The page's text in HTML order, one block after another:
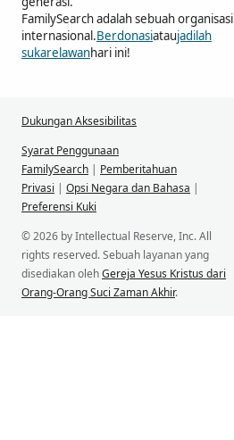
FamilySearch adalah sebuah
internasional.Berdonasiataujadilah
sukarelawanhari ini!
Dukungan Aksesibilitas
Syarat Penggunaan
FamilySearch | Pemberitahuan
Privasi | Opsi Negara dan Bahasa |
Preferensi Kuki
© 2026 by Intellectual Reserve, Inc. All
rights reserved. Sebuah layanan yang
disediakan olehGereja Yesus Kristus dari
Orang-Orang Suci Zaman Akhir.